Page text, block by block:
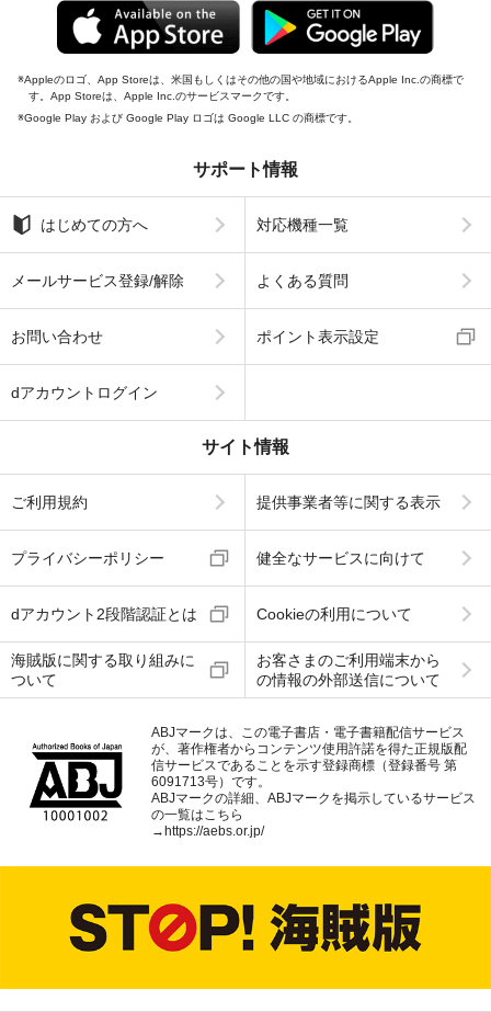
Appleのロゴ、App Storeは、米国もしくはその他の国や地域におけるApple Inc.の商標で
す。App Storeは、Apple Inc.のサービスマークです。
Google Play および Google Play ロゴは Google LLC の商標です。
サポート情報
はじめての方へ 対応機種一覧
メールサービス登録/解除 よくある質問
お問い合わせ ポイント表示設定
dアカウントログイン
サイト情報
ご利用規約 提供事業者等に関する表示
プライバシーポリシー 健全なサービスに向けて
dアカウント2段階認証とは Cookieの利用について
海賊版に関する取り組みに
ついて
お客さまのご利用端末から
の情報の外部送信について
ABJマークは、この電子書店・電子書籍配信サービス
が、著作権者からコンテンツ使用許諾を得た正規版配
信サービスであることを示す登録商標（登録番号 第
6091713号）です。
ABJマークの詳細、ABJマークを掲示しているサービス
の一覧はこちら
→ https://aebs.or.jp/